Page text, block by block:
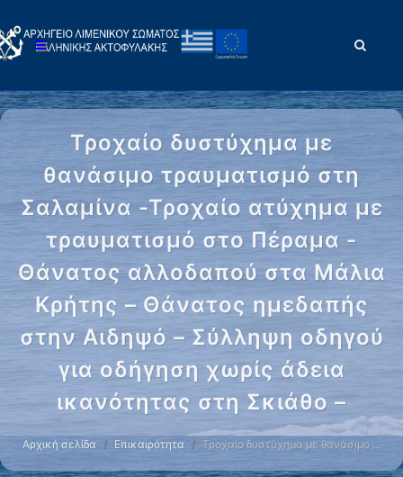
Τροχαίο δυστύχημα με
θανάσιμο τραυματισμό στη
Σαλαμίνα -Τροχαίο ατύχημα με
τραυματισμό στο Πέραμα -
Θάνατος αλλοδαπού στα Μάλια
Κρήτης – Θάνατος ημεδαπής
στην Αιδηψό – Σύλληψη οδηγού
για οδήγηση χωρίς άδεια
ικανότητας στη Σκιάθο –
Αρχική σελίδα Επικαιρότητα Τροχαίο δυστύχημα με θανάσιμο …